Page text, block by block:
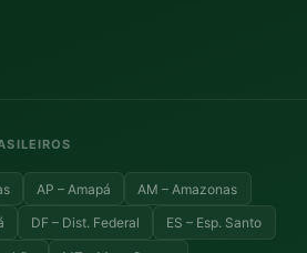
AP – Amapá AM – Amazonas
DF – Dist. Federal ES – Esp. Santo